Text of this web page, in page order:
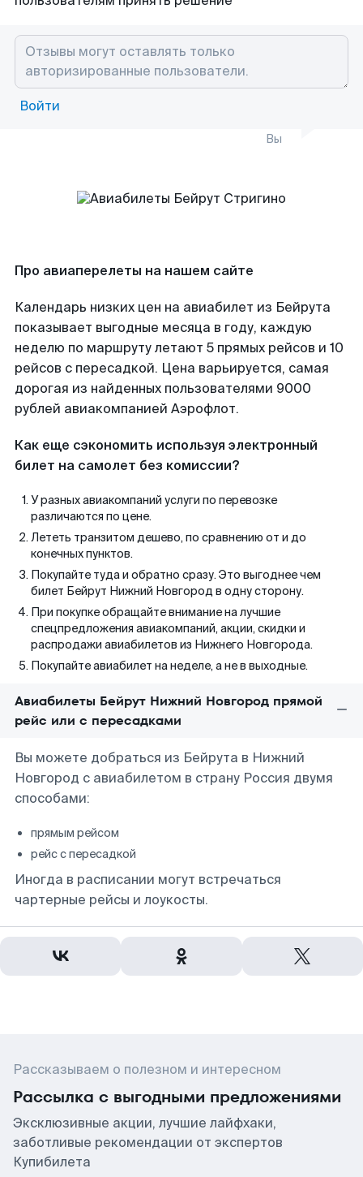
Войти
Вы
Про авиаперелеты на нашем сайте
Календарь низких цен на авиабилет из Бейрута
показывает выгодные месяца в году, каждую
неделю по маршруту летают 5 прямых рейсов и 10
рейсов с пересадкой. Цена варьируется, самая
дорогая из найденных пользователями 9000
рублей авиакомпанией Аэрофлот.
Как еще сэкономить используя электронный
билет на самолет без комиссии?
У разных авиакомпаний услуги по перевозке
различаются по цене.
Лететь транзитом дешево, по сравнению от и до
конечных пунктов.
Покупайте туда и обратно сразу. Это выгоднее чем
билет Бейрут Нижний Новгород в одну сторону.
При покупке обращайте внимание на лучшие
спецпредложения авиакомпаний, акции, скидки и
распродажи авиабилетов из Нижнего Новгорода.
Покупайте авиабилет на неделе, а не в выходные.
Авиабилеты Бейрут Нижний Новгород прямой
рейс или с пересадками
Вы можете добраться из Бейрута в Нижний
Новгород с авиабилетом в страну Россия двумя
способами:
прямым рейсом
рейс с пересадкой
Иногда в расписании могут встречаться
чартерные рейсы и лоукосты.
Рассказываем о полезном и интересном
Рассылка с выгодными предложениями
Эксклюзивные акции, лучшие лайфхаки,
заботливые рекомендации от экспертов
Купибилета